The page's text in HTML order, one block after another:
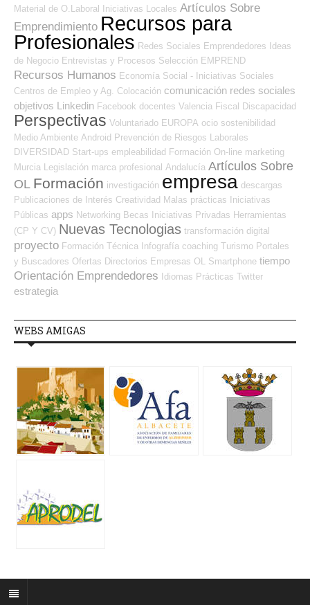
Material de O.Laboral Iniciativas Locales Artículos Sobre
Emprendimiento Recursos para
Profesionales Redes Sociales Emprendedores Ideas
de Negocio Entrevistas y Procesos Selección EMPREND
Recursos Humanos Economía Social - Iniciativas Sociales
Centros de Empleo y Ag. Colocación comunicación redes sociales
objetivos Linkedin Facebook docentes Valencia Fiscal Discapacidad
Perspectivas Voluntariado EUROPA ocio sostenibilidad
Medio Ambiente Android Prevención de Riesgos Laborales
DIVERSIDAD Start-ups empleabilidad Formación On-line marketing
Murcia Legislación marca profesional Andalucía Artículos Sobre
OL Formación investigación empresa descargas
Publicaciones de Interés Creatividad Malas prácticas Iniciativas
Públicas apps Networking Becas Iniciativas Privadas Herramientas
(CP Y CV) Nuevas Tecnologias transformación digital
proyecto Formación Técnica Infografía coaching Turismo Portales
y Buscadores Ofertas Directorios Empresas OL Smartphone tiempo
Orientación Emprendedores Idiomas Prácticas Twitter
estrategia
WEBS AMIGAS